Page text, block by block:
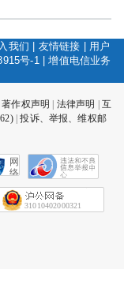
我们 友情链接
用户
号-1|增值电信业务
著作权声明 法律声明
互
|投诉、举报、维权邮
网
络
会
征
31010402000321